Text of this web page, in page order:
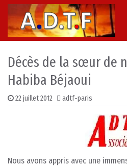
Skip to content
Main Navigation
Décès de la sœur de
Habiba Béjaoui
22 juillet 2012 adtf-paris
Nous avons appris avec une